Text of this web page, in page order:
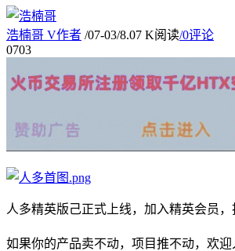
浩楠哥 V作者 /07-03/8.07 K阅读/0评论
0703
人多精英版己正式上线，加入精英会员
如果你的产品卖不动，项目推不动，欢